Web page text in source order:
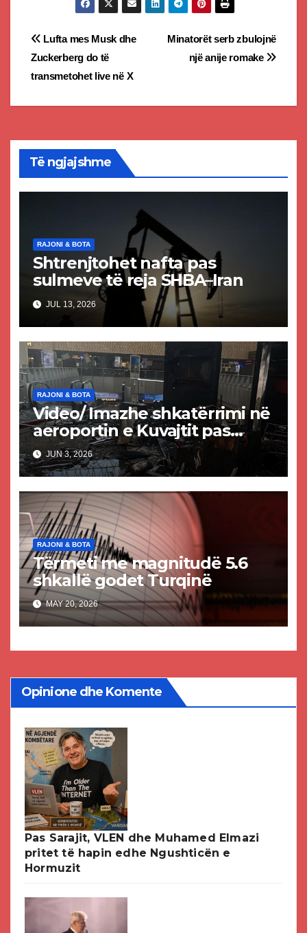
Post
navigation
Minatorët serb zbulojnë
një anije romake
Lufta mes Musk dhe
Zuckerberg do të
transmetohet live në X
Të ngjajshme
RAJONI & BOTA
Shtrenjtohet nafta pas
sulmeve të reja SHBA–Iran
JUL 13, 2026
RAJONI & BOTA
Video/ Imazhe shkatërrimi në
aeroportin e Kuvajtit pas
sulmit iranian, një i vdekur
dhe shumë të plagosur
JUN 3, 2026
RAJONI & BOTA
Tërmeti me magnitudë 5.6
shkallë godet Turqinë
MAY 20, 2026
Opinione dhe Komente
Pas Sarajit, VLEN dhe Muhamed Elmazi
pritet të hapin edhe Ngushticën e
Hormuzit